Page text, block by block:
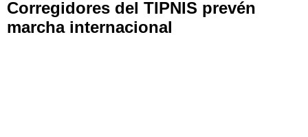
Corregidores del TIPNIS prevén
marcha internacional